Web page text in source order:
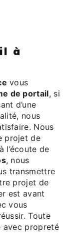
à
vous
de portail, si
d’une
nous
Nous
projet de
l’écoute de
, nous
transmettre
projet de
est avant
vous
Toute
avec propreté